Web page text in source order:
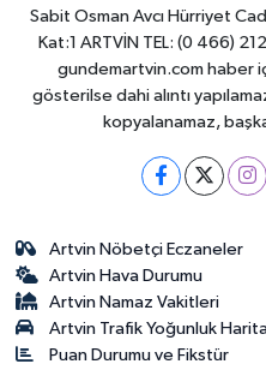
Sabit Osman Avcı Hürriyet
Kat:1 ARTVİN TEL: (0 466)
gundemartvin.com haber
gösterilse dahi alıntı
kopyalanamaz,
Artvin Nöbetçi Eczaneler
Artvin Hava Durumu
Artvin Namaz Vakitleri
Artvin Trafik Yoğunluk
Puan Durumu ve Fikstür